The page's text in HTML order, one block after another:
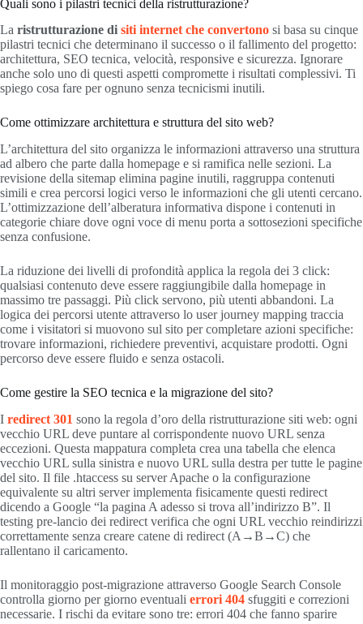
Quali sono i pilastri tecnici della ristrutturazione?
La ristrutturazione di siti internet che convertono si basa su cinque
pilastri tecnici che determinano il successo o il fallimento del progetto:
architettura, SEO tecnica, velocità, responsive e sicurezza. Ignorare
anche solo uno di questi aspetti compromette i risultati complessivi. Ti
spiego cosa fare per ognuno senza tecnicismi inutili.
Come ottimizzare architettura e struttura del sito web?
L’architettura del sito organizza le informazioni attraverso una struttura
ad albero che parte dalla homepage e si ramifica nelle sezioni. La
revisione della sitemap elimina pagine inutili, raggruppa contenuti
simili e crea percorsi logici verso le informazioni che gli utenti cercano.
L’ottimizzazione dell’alberatura informativa dispone i contenuti in
categorie chiare dove ogni voce di menu porta a sottosezioni specifiche
senza confusione.
La riduzione dei livelli di profondità applica la regola dei 3 click:
qualsiasi contenuto deve essere raggiungibile dalla homepage in
massimo tre passaggi. Più click servono, più utenti abbandoni. La
logica dei percorsi utente attraverso lo user journey mapping traccia
come i visitatori si muovono sul sito per completare azioni specifiche:
trovare informazioni, richiedere preventivi, acquistare prodotti. Ogni
percorso deve essere fluido e senza ostacoli.
Come gestire la SEO tecnica e la migrazione del sito?
I redirect 301 sono la regola d’oro della ristrutturazione siti web: ogni
vecchio URL deve puntare al corrispondente nuovo URL senza
eccezioni. Questa mappatura completa crea una tabella che elenca
vecchio URL sulla sinistra e nuovo URL sulla destra per tutte le pagine
del sito. Il file .htaccess su server Apache o la configurazione
equivalente su altri server implementa fisicamente questi redirect
dicendo a Google “la pagina A adesso si trova all’indirizzo B”. Il
testing pre-lancio dei redirect verifica che ogni URL vecchio reindirizzi
correttamente senza creare catene di redirect (A→B→C) che
rallentano il caricamento.
Il monitoraggio post-migrazione attraverso Google Search Console
controlla giorno per giorno eventuali errori 404 sfuggiti e correzioni
necessarie. I rischi da evitare sono tre: errori 404 che fanno sparire